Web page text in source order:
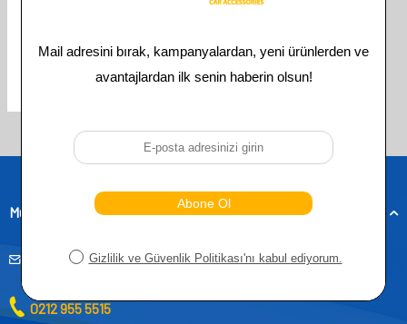
TAKIMI 2008-2022 SUV
TL
Toplam ürün bulunmaktadır.
Müşteri Hizmetleri
musteridestek@goodyearotoaksesuar.com.tr
0212 955 5515